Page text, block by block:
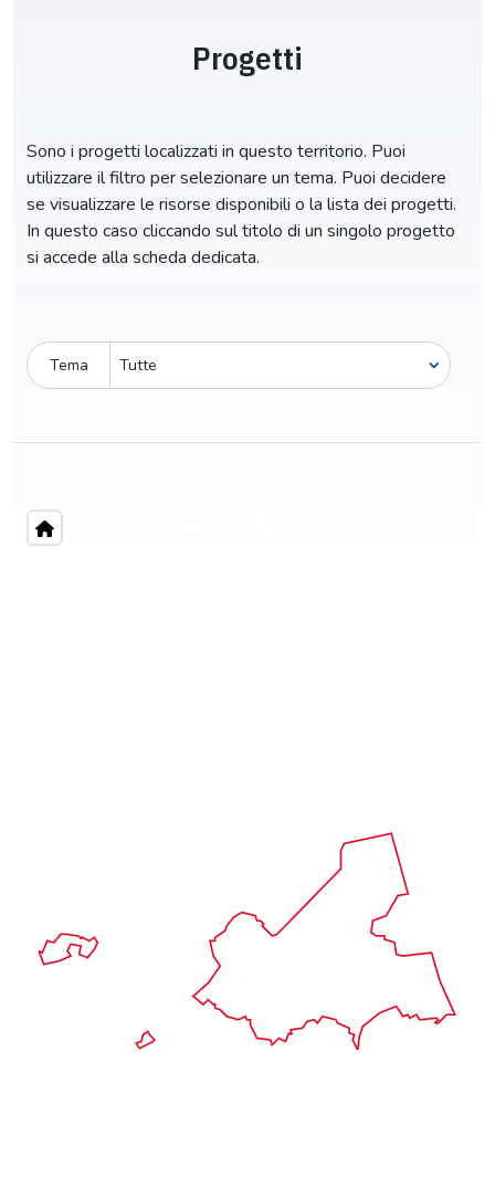
Progetti
Sono i progetti localizzati in questo territorio. Puoi
utilizzare il filtro per selezionare un tema. Puoi decidere
se visualizzare le risorse disponibili o la lista dei progetti.
In questo caso cliccando sul titolo di un singolo progetto
si accede alla scheda dedicata.
Tema